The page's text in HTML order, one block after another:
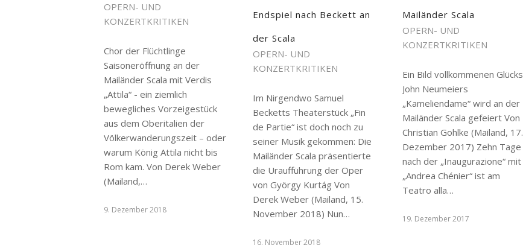
OPERN- UND
KONZERTKRITIKEN
Chor der Flüchtlinge
Saisoneröffnung an der
Mailänder Scala mit Verdis
„Attila“ - ein ziemlich
bewegliches Vorzeigestück
aus dem Oberitalien der
Völkerwanderungszeit – oder
warum König Attila nicht bis
Rom kam. Von Derek Weber
(Mailand,…
9. Dezember 2018
Endspiel nach Beckett an
der Scala
OPERN- UND
KONZERTKRITIKEN
Im Nirgendwo Samuel
Becketts Theaterstück „Fin
de Partie“ ist doch noch zu
seiner Musik gekommen: Die
Mailänder Scala präsentierte
die Uraufführung der Oper
von György Kurtág Von
Derek Weber (Mailand, 15.
November 2018) Nun…
16. November 2018
Mailänder Scala
OPERN- UND
KONZERTKRITIKEN
Ein Bild vollkommenen Glücks
John Neumeiers
„Kameliendame“ wird an der
Mailänder Scala gefeiert Von
Christian Gohlke (Mailand, 17.
Dezember 2017) Zehn Tage
nach der „Inaugurazione“ mit
„Andrea Chénier“ ist am
Teatro alla…
19. Dezember 2017